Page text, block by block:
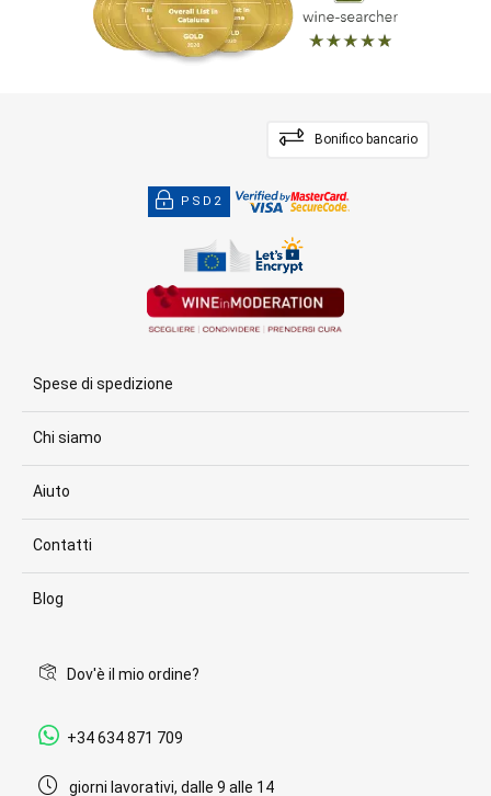
Bonifico bancario
PSD2
Spese di spedizione
Chi siamo
Aiuto
Contatti
Blog
Dov'è il mio ordine?
+34 634 871 709
giorni lavorativi, dalle 9 alle 14